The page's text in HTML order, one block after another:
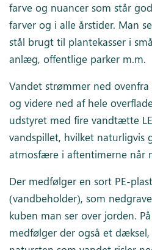
farve og nuancer som står
farver og i alle årstider. Man
stål brugt til plantekasser i
anlæg, offentlige parker m.m.
Vandet strømmer ned
og videre ned af hele
udstyret med fire vandtætte
vandspillet, hvilket naturligvis
atmosfære i aftentimerne når
Der medfølger en sort PE-
(vandbeholder), som
kuben man ser over jorden.
medfølger der også et dæksel,